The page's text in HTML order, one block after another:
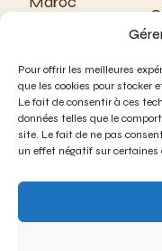
Pour offrir les meilleures
que les cookies pour stocker
Le fait de consentir à ces
données telles que le
site. Le fait de ne pas
un effet négatif sur
32